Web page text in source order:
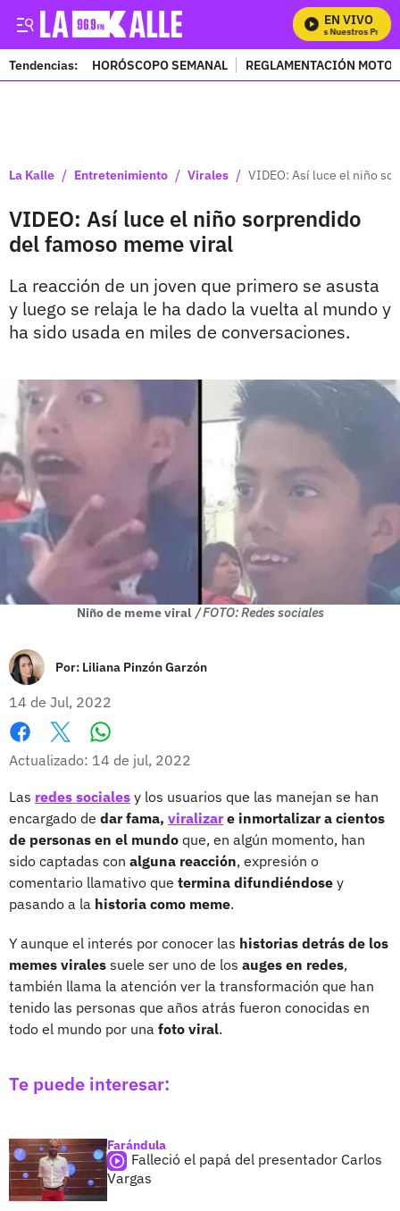
EN VIVO
Mira Todos Nuestros
Tendencias: HORÓSCOPO SEMANAL REGLAMENTACIÓN
La Kalle / Entretenimiento / Virales / VIDEO: Así luce el niño
VIDEO: Así luce el niño sorprendido
del famoso meme viral
La reacción de un joven que primero se asusta
y luego se relaja le ha dado la vuelta al mundo y
ha sido usada en miles de conversaciones.
Niño de meme viral / FOTO: Redes sociales
Por: Liliana Pinzón Garzón
14 de Jul, 2022
Facebook
X
Actualizado: 14 de jul, 2022
Las redes sociales y los usuarios que las manejan se han
encargado de dar fama, viralizar e inmortalizar a cientos
de personas en el mundo que, en algún momento, han
sido captadas con alguna reacción, expresión o
comentario llamativo que termina difundiéndose y
pasando a la historia como meme.
Y aunque el interés por conocer las historias detrás de los
memes virales suele ser uno de los auges en redes,
también llama la atención ver la transformación que han
tenido las personas que años atrás fueron conocidas en
todo el mundo por una foto viral.
Te puede interesar:
Farándula
Falleció el papá del presentador Carlos
Vargas